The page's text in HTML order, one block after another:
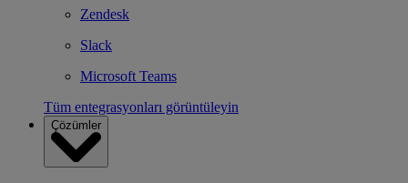
Zendesk
Slack
Microsoft Teams
Tüm entegrasyonları görüntüleyin
Çözümler